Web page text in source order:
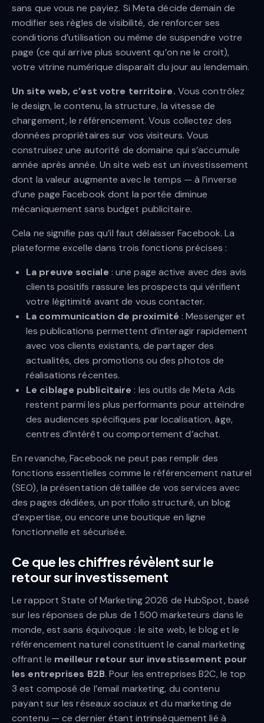
sans que vous ne payiez. Si Meta décide demain de
modifier ses règles de visibilité, de renforcer ses
conditions d’utilisation ou même de suspendre votre
page (ce qui arrive plus souvent qu’on ne le croit),
votre vitrine numérique disparaît du jour au lendemain.
Un site web, c’est votre territoire. Vous contrôlez
le design, le contenu, la structure, la vitesse de
chargement, le référencement. Vous collectez des
données propriétaires sur vos visiteurs. Vous
construisez une autorité de domaine qui s’accumule
année après année. Un site web est un investissement
dont la valeur augmente avec le temps — à l’inverse
d’une page Facebook dont la portée diminue
mécaniquement sans budget publicitaire.
Cela ne signifie pas qu’il faut délaisser Facebook. La
plateforme excelle dans trois fonctions précises :
La preuve sociale : une page active avec des avis
clients positifs rassure les prospects qui vérifient
votre légitimité avant de vous contacter.
La communication de proximité : Messenger et
les publications permettent d’interagir rapidement
avec vos clients existants, de partager des
actualités, des promotions ou des photos de
réalisations récentes.
Le ciblage publicitaire : les outils de Meta Ads
restent parmi les plus performants pour atteindre
des audiences spécifiques par localisation, âge,
centres d’intérêt ou comportement d’achat.
En revanche, Facebook ne peut pas remplir des
fonctions essentielles comme le référencement naturel
(SEO), la présentation détaillée de vos services avec
des pages dédiées, un portfolio structuré, un blog
d’expertise, ou encore une boutique en ligne
fonctionnelle et sécurisée.
Ce que les chiffres révèlent sur le
retour sur investissement
Le rapport State of Marketing 2026 de HubSpot, basé
sur les réponses de plus de 1 500 marketeurs dans le
monde, est sans équivoque : le site web, le blog et le
référencement naturel constituent le canal marketing
offrant le meilleur retour sur investissement pour
les entreprises B2B. Pour les entreprises B2C, le top
3 est composé de l’email marketing, du contenu
payant sur les réseaux sociaux et du marketing de
contenu — ce dernier étant intrinsèquement lié à